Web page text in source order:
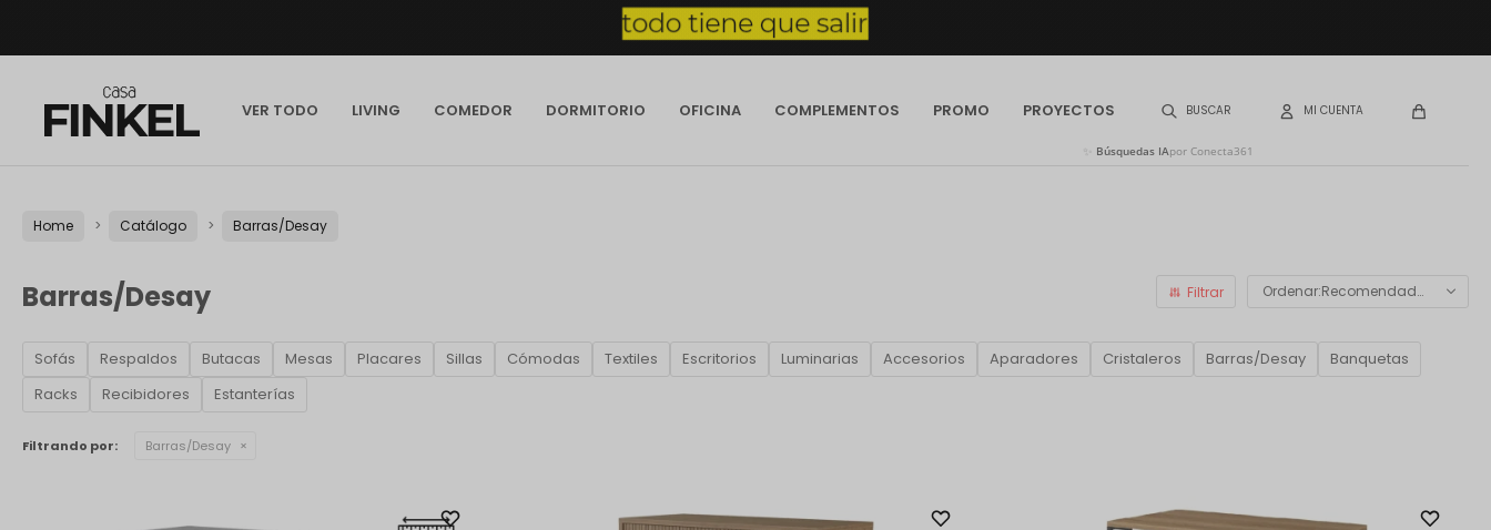
VER TODO LIVING COMEDOR DORMITORIO OFICINA COMPLEMENTOS PROMO PROYECTOS
Búsquedas IApor Conecta361
Home Catálogo Barras/Desay
Barras/Desay Recomendados
Sofás Respaldos Butacas Mesas Placares Sillas Cómodas Textiles Escritorios Luminarias Accesorios Aparadores Cristaleros Barras/Desay
Banquetas
Racks
Recibidores Estanterías
Filtrando por: Barras/Desay